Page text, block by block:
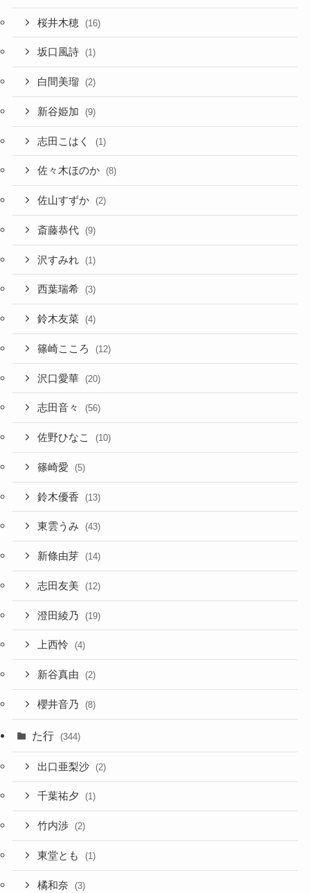
桜井木穂 (16)
坂口風詩 (1)
白間美瑠 (2)
新谷姫加 (9)
志田こはく (1)
佐々木ほのか (8)
佐山すずか (2)
斎藤恭代 (9)
沢すみれ (1)
西葉瑞希 (3)
鈴木友菜 (4)
篠崎こころ (12)
沢口愛華 (20)
志田音々 (56)
佐野ひなこ (10)
篠崎愛 (5)
鈴木優香 (13)
東雲うみ (43)
新條由芽 (14)
志田友美 (12)
澄田綾乃 (19)
上西怜 (4)
新谷真由 (2)
櫻井音乃 (8)
た行 (344)
出口亜梨沙 (2)
千葉祐夕 (1)
竹内渉 (2)
東堂とも (1)
橘和奈 (3)